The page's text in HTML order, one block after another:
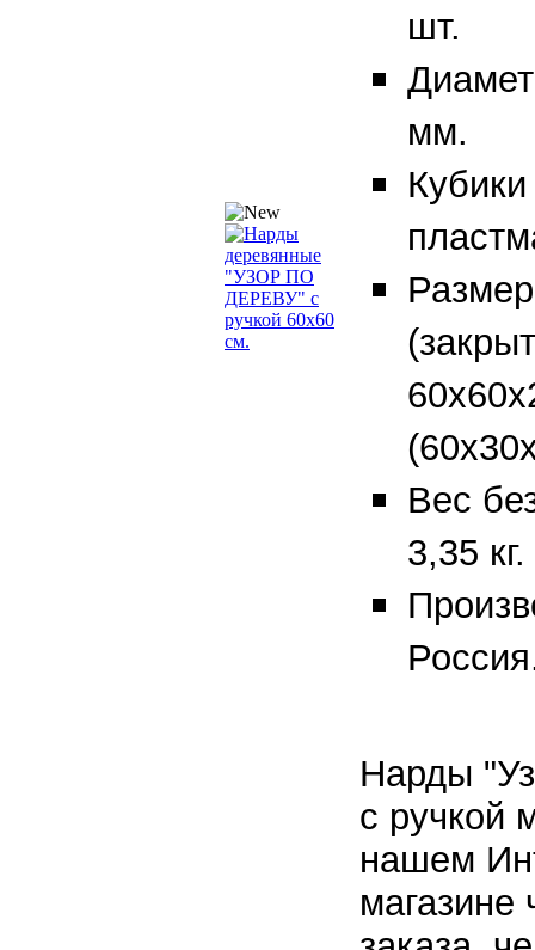
шт.
мм.
Кубики
Вес
3,35 кг.
Нарды
с ручкой
нашем
магазине